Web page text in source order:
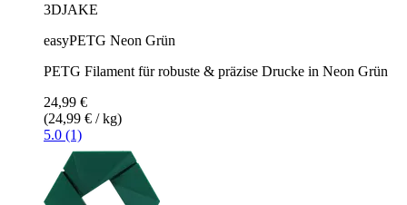
3DJAKE
easyPETG Neon Grün
PETG Filament für robuste & präzise Drucke in Neon Grün
24,99 €
(24,99 € / kg)
5.0 (1)